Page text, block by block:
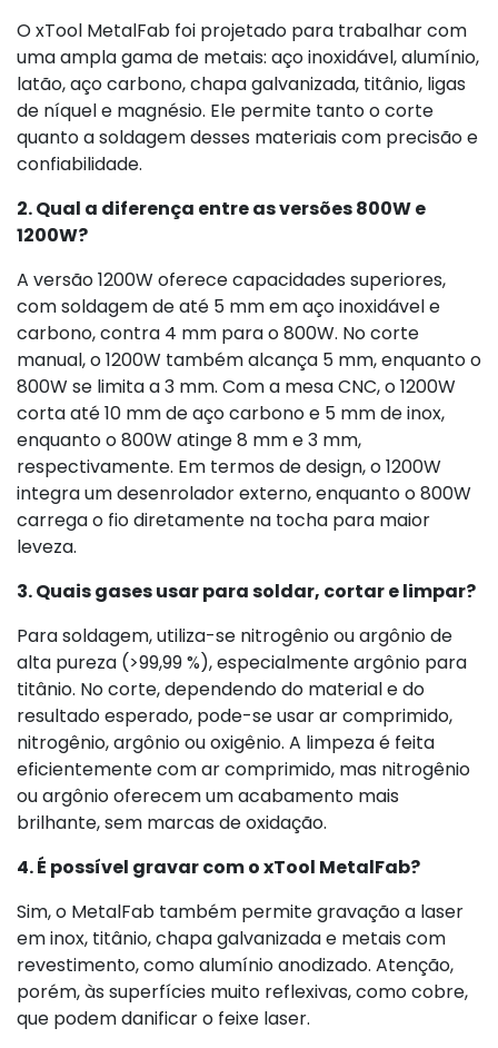
O xTool MetalFab foi projetado para trabalhar com
uma ampla gama de metais: aço inoxidável, alumínio,
latão, aço carbono, chapa galvanizada, titânio, ligas
de níquel e magnésio. Ele permite tanto o corte
quanto a soldagem desses materiais com precisão e
confiabilidade.
2. Qual a diferença entre as versões 800W e
1200W?
A versão 1200W oferece capacidades superiores,
com soldagem de até 5 mm em aço inoxidável e
carbono, contra 4 mm para o 800W. No corte
manual, o 1200W também alcança 5 mm, enquanto o
800W se limita a 3 mm. Com a mesa CNC, o 1200W
corta até 10 mm de aço carbono e 5 mm de inox,
enquanto o 800W atinge 8 mm e 3 mm,
respectivamente. Em termos de design, o 1200W
integra um desenrolador externo, enquanto o 800W
carrega o fio diretamente na tocha para maior
leveza.
3. Quais gases usar para soldar, cortar e limpar?
Para soldagem, utiliza-se nitrogênio ou argônio de
alta pureza (>99,99 %), especialmente argônio para
titânio. No corte, dependendo do material e do
resultado esperado, pode-se usar ar comprimido,
nitrogênio, argônio ou oxigênio. A limpeza é feita
eficientemente com ar comprimido, mas nitrogênio
ou argônio oferecem um acabamento mais
brilhante, sem marcas de oxidação.
4. É possível gravar com o xTool MetalFab?
Sim, o MetalFab também permite gravação a laser
em inox, titânio, chapa galvanizada e metais com
revestimento, como alumínio anodizado. Atenção,
porém, às superfícies muito reflexivas, como cobre,
que podem danificar o feixe laser.